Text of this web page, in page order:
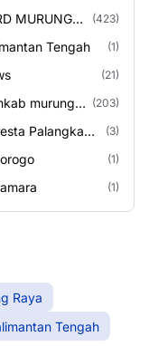
MURUNG
(423)
Tengah (1)
(21)
murung
(203)
Palangka
(3)
(1)
(1)
Raya
Tengah